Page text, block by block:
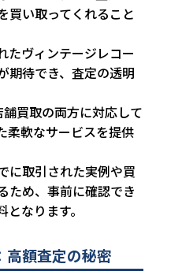
買い取ってくれること
たヴィンテージレコー
期待でき、査定の透明
買取の両方に対応して
柔軟なサービスを提供
に取引された実例や買
ため、事前に確認でき
なります。
額査定の秘密